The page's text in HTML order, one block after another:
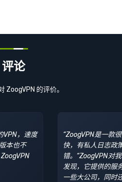
评论
ZoogVPN 的评价。
VPN，速度
本也不
“ZoogVPN是一款
快，有私人日志政
错。“ZoogVPN对
发现，它提供的服
一些大公司，同时